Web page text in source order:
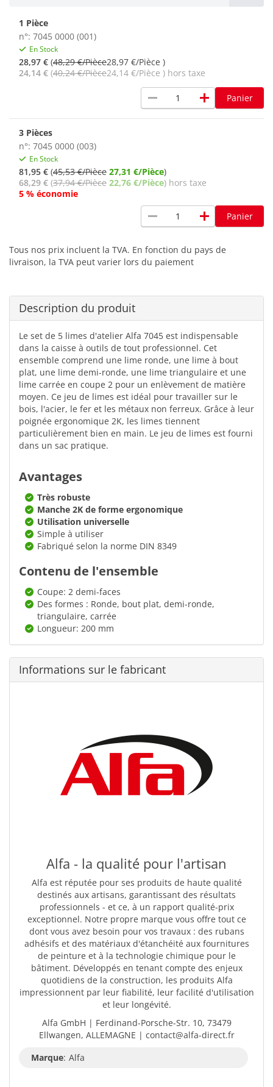
1 Pièce
n°: 7045 0000 (001)
En Stock
28,97 € (48,29 €/Pièce28,97 €/Pièce )
24,14 € (40,24 €/Pièce24,14 €/Pièce ) hors taxe
remove add Panier
3 Pièces
n°: 7045 0000 (003)
En Stock
81,95 € (45,53 €/Pièce 27,31 €/Pièce)
68,29 € (37,94 €/Pièce 22,76 €/Pièce) hors taxe
5 % économie
remove add Panier
Tous nos prix incluent la TVA. En fonction du pays de
livraison, la TVA peut varier lors du paiement
Description du produit
Le set de 5 limes d'atelier Alfa 7045 est indispensable
dans la caisse à outils de tout professionnel. Cet
ensemble comprend une lime ronde, une lime à bout
plat, une lime demi-ronde, une lime triangulaire et une
lime carrée en coupe 2 pour un enlèvement de matière
moyen. Ce jeu de limes est idéal pour travailler sur le
bois, l'acier, le fer et les métaux non ferreux. Grâce à leur
poignée ergonomique 2K, les limes tiennent
particulièrement bien en main. Le jeu de limes est fourni
dans un sac pratique.
Avantages
Très robuste
Manche 2K de forme ergonomique
Utilisation universelle
Simple à utiliser
Fabriqué selon la norme DIN 8349
Contenu de l'ensemble
Coupe: 2 demi-faces
Des formes : Ronde, bout plat, demi-ronde,
triangulaire, carrée
Longueur: 200 mm
Informations sur le fabricant
Alfa - la qualité pour l'artisan
Alfa est réputée pour ses produits de haute qualité
destinés aux artisans, garantissant des résultats
professionnels - et ce, à un rapport qualité-prix
exceptionnel. Notre propre marque vous offre tout ce
dont vous avez besoin pour vos travaux : des rubans
adhésifs et des matériaux d'étanchéité aux fournitures
de peinture et à la technologie chimique pour le
bâtiment. Développés en tenant compte des enjeux
quotidiens de la construction, les produits Alfa
impressionnent par leur fiabilité, leur facilité d'utilisation
et leur longévité.
Alfa GmbH | Ferdinand-Porsche-Str. 10, 73479
Ellwangen, ALLEMAGNE | contact@alfa-direct.fr
Marque: Alfa